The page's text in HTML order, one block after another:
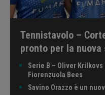
Tennistavolo –
pronto per la
Serie B – Oliver
Fiorenzuola Bees
Savino Orazzo è un